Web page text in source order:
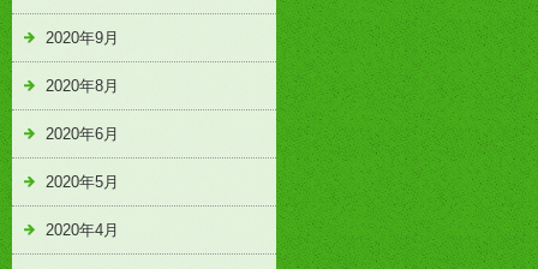
2020年9月
2020年8月
2020年6月
2020年5月
2020年4月